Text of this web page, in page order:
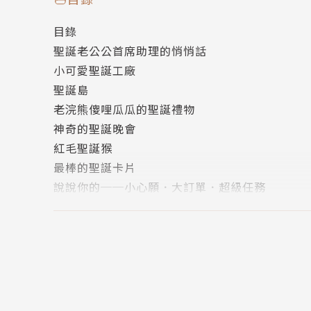
一九六二年，出生在澎湖馬公。大學時代寫作散
腳踏進童書領域。以〈斗笠蛙〉和〈飛翔老鼠〉
自認作品還不錯，千萬別錯過。
出生於天主教家庭，幾乎每年聖誕節都會收到聖
小書；最難為情的是一大束包裝精美的玫瑰花；
年紀漸長，從貪吃的小鬼晉級為資深貪吃鬼，
意永留存。
第一本短篇童話《孩子王．老虎》，榮獲《中國
目錄
聖誕老公公首席助理的悄悄話
小可愛聖誕工廠
聖誕島
老浣熊傻哩瓜瓜的聖誕禮物
神奇的聖誕晚會
紅毛聖誕猴
最棒的聖誕卡片
說說你的──小心願．大訂單．超級任務